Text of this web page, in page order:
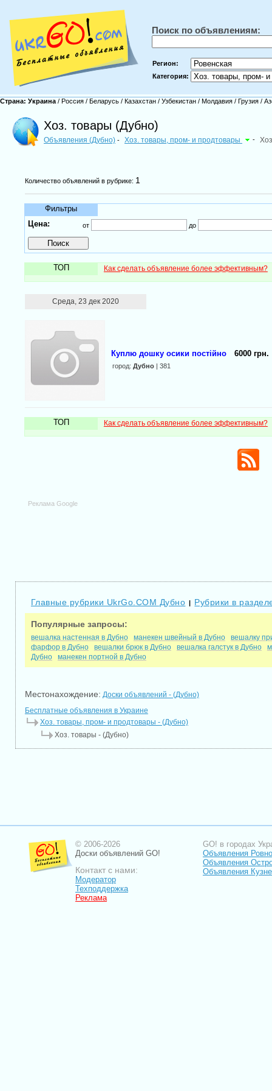
Поиск по объявлениям:
Регион:
Категория:
Страна: Украина / Россия / Беларусь / Казахстан / Узбекистан / Молдавия / Грузия /
Хоз. товары (Дубно)
Объявления (Дубно) - Хоз. товары, пром- и продтовары -
Количество объявлений в рубрике: 1
Фильтры
Цена:
от до
ТОП Как сделать объявление более эффективным?
Среда, 23 дек 2020
Куплю дошку осики постійно 6000 грн.
город: Дубно| 381
ТОП Как сделать объявление более эффективным?
Реклама Google
Главные рубрики UkrGo.COM Дубно | Рубрики в
Популярные запросы:
вешалка настенная в Дубно манекен швейный в Дубно
вешалку
фарфор в Дубно
вешалки брюк в Дубно вешалка галстук в Дубно
Дубно
манекен портной в Дубно
Местонахождение: Доски объявлений - (Дубно)
Бесплатные объявления в Украине
Хоз. товары, пром- и продтовары - (Дубно)
Хоз. товары - (Дубно)
© 2006-2026
Доски объявлений GO!
Контакт с нами:
Модератор
Техподдержка
Реклама
GO! в городах
Объявления Ровно
Объявления
Объявления